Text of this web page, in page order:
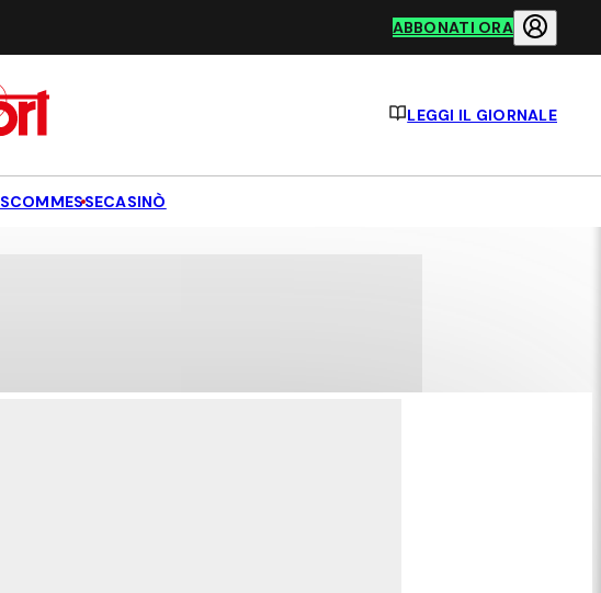
ABBONATI ORA
LEGGI IL GIORNALE
SCOMMESSECASINÒ